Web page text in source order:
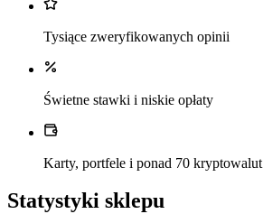
Tysiące zweryfikowanych opinii
Świetne stawki i niskie opłaty
Karty, portfele i ponad 70 kryptowalut
Statystyki sklepu